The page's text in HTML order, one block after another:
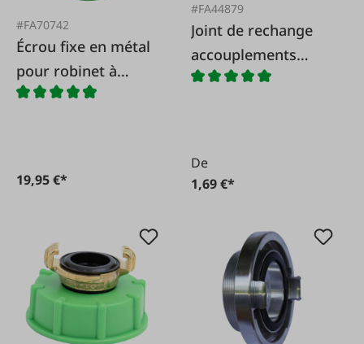
#FA70742
Écrou fixe en métal
pour robinet à
tournant sphérique
19,95 €*
#FA44879
Joint de rechange
accouplements
GEKA
De
1,69 €*